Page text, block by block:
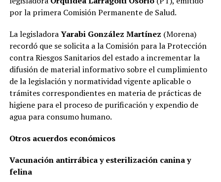
por la primera Comisión Permanente de Salud.
La legisladoraYarabi González Martínez (Morena)
recordó que se solicita a la Comisión para la Protección
contra Riesgos Sanitarios del estado a incrementar la
difusión de material informativo sobre el cumplimiento
de la legislación y normatividad vigente aplicable o
trámites correspondientes en materia de prácticas de
higiene para el proceso de purificación y expendio de
agua para consumo humano.
Otros acuerdos económicos
Vacunación antirrábica y esterilización canina y
felina